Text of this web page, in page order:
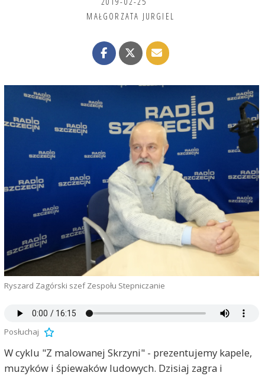
MAŁGORZATA JURGIEL
Ryszard Zagórski szef Zespołu Stepniczanie
Posłuchaj
W cyklu "Z malowanej Skrzyni" - prezentujemy kapele,
muzyków i śpiewaków ludowych. Dzisiaj zagra i